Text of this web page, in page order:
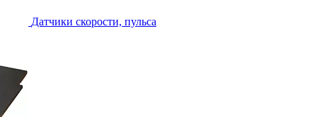
Датчики скорости, пульса